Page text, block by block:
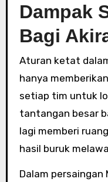
Dampak
Bagi
Aturan ketat
hanya
setiap tim untuk
tantangan besar
lagi memberi
hasil buruk
Dalam